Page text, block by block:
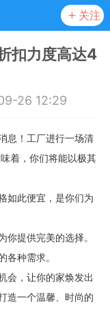
关注
奖
扣力度高达4
26 12:29
息！工厂进行一场清
着，你们将能以极其
如此便宜，是你们为
你提供完美的选择。
各种需求。
会，让你的家焕发出
造一个温馨、时尚的